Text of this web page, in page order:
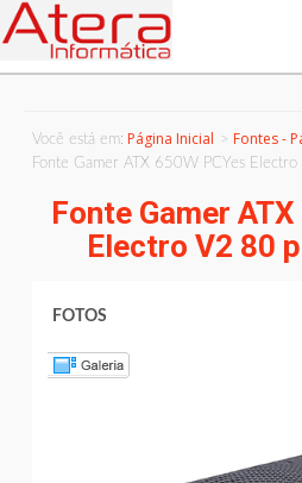
Você está em: Página Inicial Fontes -
Fonte Gamer ATX 650W PCYes
Fonte Gamer
Electro V2 80
FOTOS